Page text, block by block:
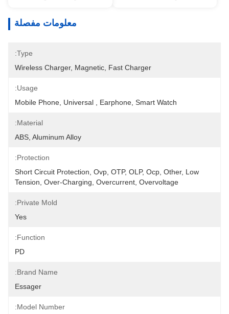
معلومات مفصلة
Type:
Wireless Charger, Magnetic, Fast Charger
Usage:
Mobile Phone, Universal , Earphone, Smart Watch
Material:
ABS, Aluminum Alloy
Protection:
Short Circuit Protection, Ovp, OTP, OLP, Ocp, Other, Low
Tension, Over-Charging, Overcurrent, Overvoltage
Private Mold:
Yes
Function:
PD
Brand Name:
Essager
Model Number: